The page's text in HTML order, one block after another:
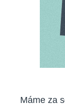
Máme za